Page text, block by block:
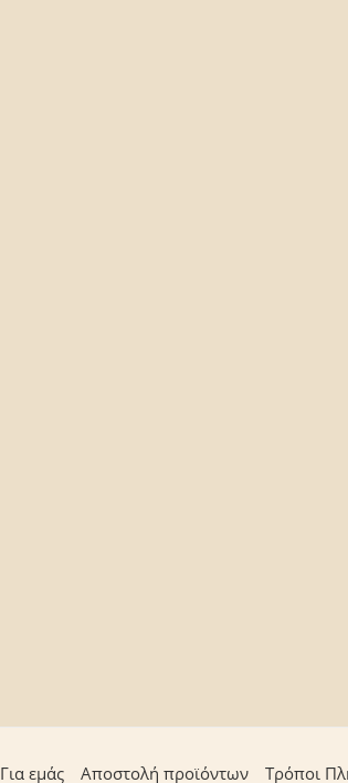
Για εμάς Αποστολή προϊόντων Τρόποι